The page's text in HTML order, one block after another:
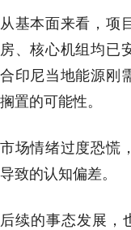
从基本面来看，项
房、核心机组均已
合印尼当地能源刚
搁置的可能性。
市场情绪过度恐慌
导致的认知偏差。
后续的事态发展，